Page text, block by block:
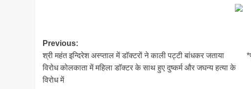
Post
navigation
Previous:
श्री महंत इन्दिरेश अस्प्ताल में डाॅक्टरों ने काली पट्टी बांधकर जताया
विरोध कोलकाता में महिला डाॅक्टर के साथ हुए दुष्कर्म और जघन्य हत्या के
विरोध में